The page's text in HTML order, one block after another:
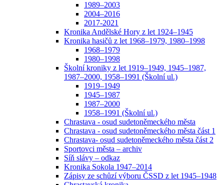
1989–2003
2004–2016
2017-2021
Kronika Andělské Hory z let 1924–1945
Kronika hasičů z let 1968–1979, 1980–1998
1968–1979
1980–1998
Školní kroniky z let 1919–1949, 1945–1987,
1987–2000, 1958–1991 (Školní ul.)
1919–1949
1945–1987
1987–2000
1958–1991 (Školní ul.)
Chrastava - osud sudetoněmeckého města
Chrastava - osud sudetoněmeckého města část 1
Chrastava- osud sudetoněmeckého města část 2
Sportovci města – archiv
Síň slávy – odkaz
Kronika Sokola 1947–2014
Zápisy ze schůzí výboru ČSSD z let 1945–1948